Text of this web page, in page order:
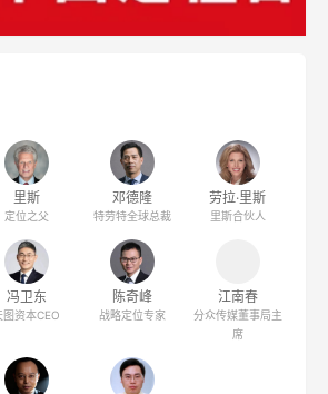
里斯
定位之父
邓德隆
特劳特全球总裁
劳拉·里斯
里斯合伙人
冯卫东
图资本CEO
陈奇峰
战略定位专家
江南春
分众传媒董事局主
席